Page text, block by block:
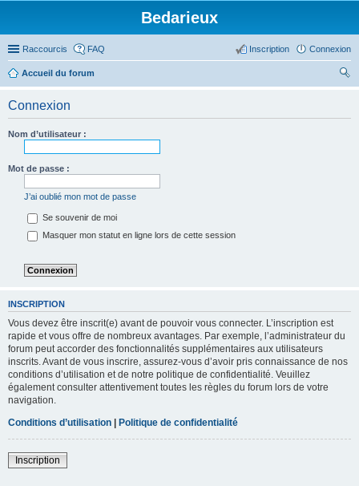
Bedarieux
Raccourcis FAQ Connexion
Inscription
Accueil du forum
Connexion
Nom d’utilisateur :
Mot de passe :
J’ai oublié mon mot de passe
Se souvenir de moi
Masquer mon statut en ligne lors de cette session
INSCRIPTION
Vous devez être inscrit(e) avant de pouvoir vous connecter. L’inscription est
rapide et vous offre de nombreux avantages. Par exemple, l’administrateur du
forum peut accorder des fonctionnalités supplémentaires aux utilisateurs
inscrits. Avant de vous inscrire, assurez-vous d’avoir pris connaissance de nos
conditions d’utilisation et de notre politique de confidentialité. Veuillez
également consulter attentivement toutes les règles du forum lors de votre
navigation.
Conditions d’utilisation | Politique de confidentialité
Inscription